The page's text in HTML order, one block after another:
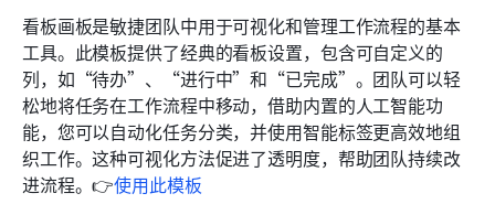
看板画板是敏捷团队中用于可视化和管理工作流程的基本
工具。此模板提供了经典的看板设置，包含可自定义的
列，如“待办”、“进行中”和“已完成”。团队可以轻
松地将任务在工作流程中移动，借助内置的人工智能功
能，您可以自动化任务分类，并使用智能标签更高效地组
织工作。这种可视化方法促进了透明度，帮助团队持续改
进流程。👉使用此模板